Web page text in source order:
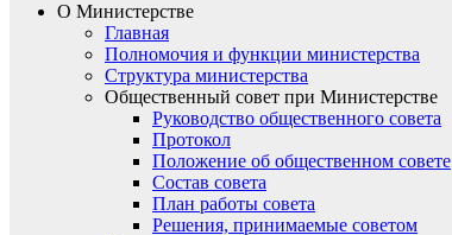
О Министерстве
Главная
Полномочия и функции министерства
Структура министерства
Общественный совет при Министерстве
Руководство общественного совета
Протокол
Положение об общественном совете
Состав совета
План работы совета
Решения, принимаемые советом